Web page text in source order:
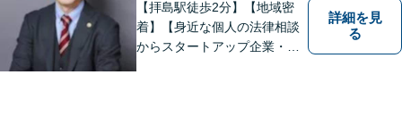
【拝島駅徒歩2分】【地域密
着】【身近な個人の法律相談
からスタートアップ企業・中
詳細を見
る